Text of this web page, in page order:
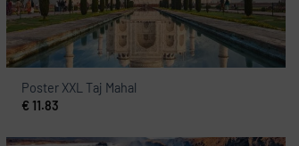
Poster XXL Taj Mahal
€ 11.83